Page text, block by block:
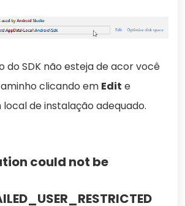
do SDK não esteja de acor você
clicando em Edit e
de instalação adequado.
could not be